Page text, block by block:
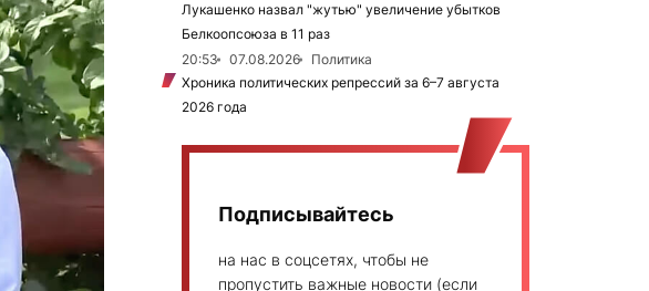
Лукашенко назвал "жутью" увеличение убытков
Белкоопсоюза в 11 раз
20:53
07.08.2026
Политика
Хроника политических репрессий за 6–7 августа
2026 года
Подписывайтесь
на нас в соцсетях, чтобы не
пропустить важные новости (если